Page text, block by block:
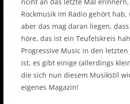
Rockmusik im Radio gehört
aber das mag daran liegen,
höre, das ist ein Teufelskreis
Progressive Music in den letzten
ist, es gibt einige (allerdings
die sich nun diesem Musikstil
eigenes Magazin!